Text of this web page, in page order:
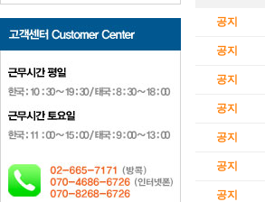
공지
공지
공지
공지
공지
공지
공지